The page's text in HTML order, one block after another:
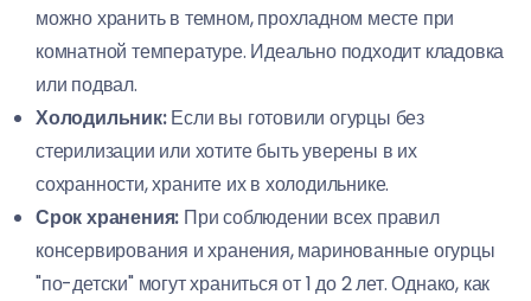
можно хранить в темном, прохладном месте при
комнатной температуре. Идеально подходит кладовка
или подвал.
Холодильник:Если вы готовили огурцы без
стерилизации или хотите быть уверены в их
сохранности, храните их в холодильнике.
Срок хранения: При соблюдении всех правил
консервирования и хранения, маринованные огурцы
"по-детски" могут храниться от 1 до 2 лет. Однако, как